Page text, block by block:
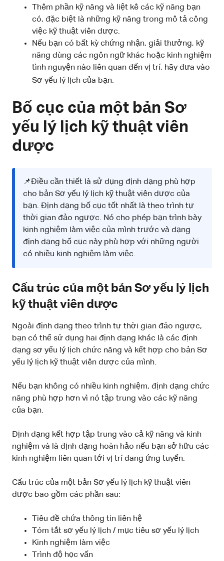
Thêm phần kỹ năng và liệt kê các kỹ năng bạn
có, đặc biệt là những kỹ năng trong mô tả công
việc kỹ thuật viên dược.
Nếu bạn có bất kỳ chứng nhận, giải thưởng, kỹ
năng dùng các ngôn ngữ khác hoặc kinh nghiệm
tình nguyện nào liên quan đến vị trí, hãy đưa vào
Sơ yếu lý lịch của bạn.
Bố cục của một bản Sơ
yếu lý lịch kỹ thuật viên
dược
📌Điều cần thiết là sử dụng định dạng phù hợp
cho bản Sơ yếu lý lịch kỹ thuật viên dược của
bạn. Định dạng bố cục tốt nhất là theo trình tự
thời gian đảo ngược. Nó cho phép bạn trình bày
kinh nghiệm làm việc của mình trước và dạng
định dạng bố cục này phù hợp với những người
có nhiều kinh nghiệm làm việc.
Cấu trúc của một bản Sơ yếu lý lịch
kỹ thuật viên dược
Ngoài định dạng theo trình tự thời gian đảo ngược,
bạn có thể sử dụng hai định dạng khác là các định
dạng sơ yếu lý lịch chức năng và kết hợp cho bản Sơ
yếu lý lịch kỹ thuật viên dược của mình.
Nếu bạn không có nhiều kinh nghiệm, định dạng chức
năng phù hợp hơn vì nó tập trung vào các kỹ năng
của bạn.
Định dạng kết hợp tập trung vào cả kỹ năng và kinh
nghiệm và là định dạng hoàn hảo nếu bạn sở hữu các
kinh nghiệm liên quan tới vị trí đang ứng tuyển.
Cấu trúc của một bản Sơ yếu lý lịch kỹ thuật viên
dược bao gồm các phần sau:
Tiêu đề chứa thông tin liên hệ
Tóm tắt sơ yếu lý lịch / mục tiêu sơ yếu lý lịch
Kinh nghiệm làm việc
Trình độ học vấn